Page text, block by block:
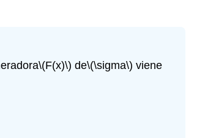
\(F(x)\) de\(\sigma\) viene